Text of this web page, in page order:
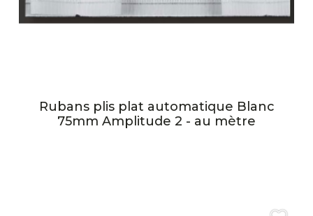
Rubans plis plat automatique Blanc
75mm Amplitude 2 - au mètre